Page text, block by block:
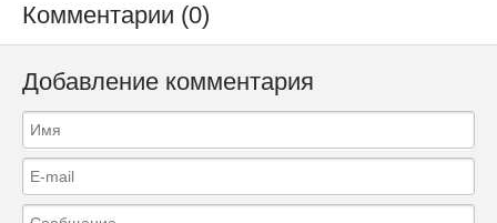
Комментарии (0)
Добавление комментария